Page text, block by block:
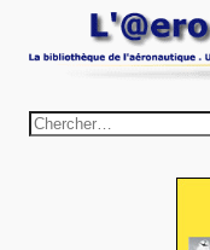
au